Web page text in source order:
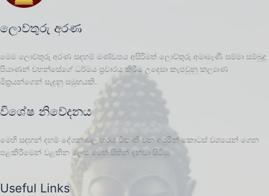
ලොව්තුරු අරණ
මෙම ලොව්තුරු අරණ සදහම් මණ්ඩපය අසිරිමත් ලොව්තුරු අමාමෑණී සම්මා සම්බුදු
පියාණන් වහන්සේගේ ධර්මය ප්‍රචාරය කිරීම උදෙසා කැපවුනු කල්‍යාණ
මිත්‍රයන්ගෙන් සැදුනු සමුහයකි.
විශේෂ නිවේදනය
මෙහි සඳහන් දහම් දේශනාවල හරය විකෘති වන අයුරින් කොටස් වශයෙන් ගෙන
පළකිරීමෙන් වළකින ලෙස මෙත් සිතින් දන්වා සිටිමු.
Useful Links